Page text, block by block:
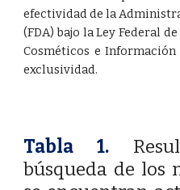
efectividad de la
(FDA) bajo la Ley Federal
Cosméticos e
exclusividad.
Tabla 1.
búsqueda de los